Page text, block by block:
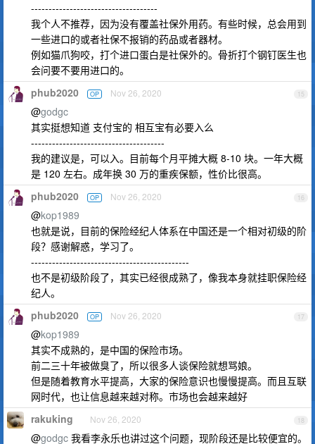
------------------------------------
我个人不推荐，因为没有覆盖社保外用药。有些时候，总会用到
一些进口的或者社保不报销的药品或者器材。
例如猫爪狗咬，打个进口蛋白是社保外的。骨折打个钢钉医生也
会问要不要用进口的。
15
phub2020 OP Nov 26, 2020
@godgc
其实挺想知道 支付宝的 相互宝有必要入么
--------------------------------------
我的建议是，可以入。目前每个月平摊大概 8-10 块。一年大概
是 120 左右。成年换 30 万的重疾保额，性价比很高。
16
phub2020 OP Nov 26, 2020
@kop1989
也就是说，目前的保险经纪人体系在中国还是一个相对初级的阶
段？感谢解惑，学习了。
---------------------------------------------
也不是初级阶段了，其实已经很成熟了，像我本身就挂职保险经
纪人。
17
phub2020 OP Nov 26, 2020
@kop1989
其实不成熟的，是中国的保险市场。
前二三十年被做臭了，所以很多人谈保险就想骂娘。
但是随着教育水平提高，大家的保险意识也慢慢提高。而且互联
网时代，也让信息越来越对称。市场也会越来越好
18
rakuking Nov 26, 2020
@godgc 我看李永乐也讲过这个问题，现阶段还是比较便宜的。